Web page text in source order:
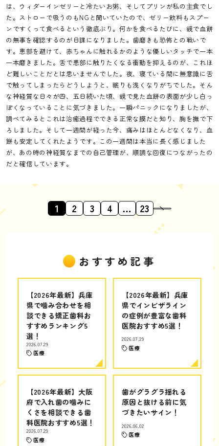
は、ウィダーインゼリーと冷たいお粥、そしてプリンが私の主食でし
た。ストローで吸うのもNGと聞いていたので、ゼリー飲料もスプー
ンですくって食べるという徹底ぶり。何かを食べるたびに、鏡で血餅
の無事を確認するのが日課になりました。歯磨きも恐怖との戦いで
す。患部を避けて、赤ちゃんに触れるかのような優しいタッチで一本
一本磨きました。舌で患部に触りたくなる衝動を抑えるのが、これほ
ど難しいことだとは思いませんでした。夜、寝ている間に無意識に舌
で触ってしまったらどうしようと、眠りも浅くなりがちでした。そん
な神経質な日々が四、五日続いた頃、鏡で見た血餅の表面が少し白っ
ぽくなっていることに気づきました。一瞬パニックになりましたが、
調べてみるとこれは治癒過程でできる正常な膜だと知り、胸を撫で下
ろしました。そして一週間が経った今、痛みはほとんどなくなり、血
餅も安定してくれたようです。この一週間は本当に長く感じました
が、あの時の神経質なまでの自己管理が、順調な回復につながったの
だと確信しています。
1 2 3 4 … 23
おすすめ記事
【2026年最新】兵庫
県で噛み合わせを相
談できる矯正歯科お
すすめランキング5
選！
2026.07.29
医療
【2026年最新】兵庫
県でインビザライン
の症例が豊富な歯科
医院おすすめ5選！
2026.07.29
医療
【2026年最新】大阪
府で入れ歯の噛みに
くさを相談できる歯
科医院おすすめ5選！
2026.07.29
医療
歯がグラグラ揺れる
原因と抜ける前に気
づきたいサイン！
2026.06.02
医療